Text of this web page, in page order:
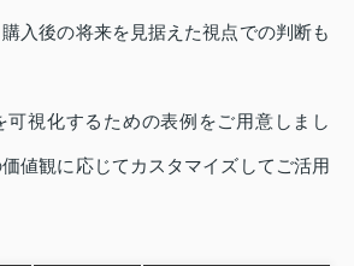
入後の将来を見据えた視点での判断も
可視化するための表例をご用意しまし
値観に応じてカスタマイズしてご活用